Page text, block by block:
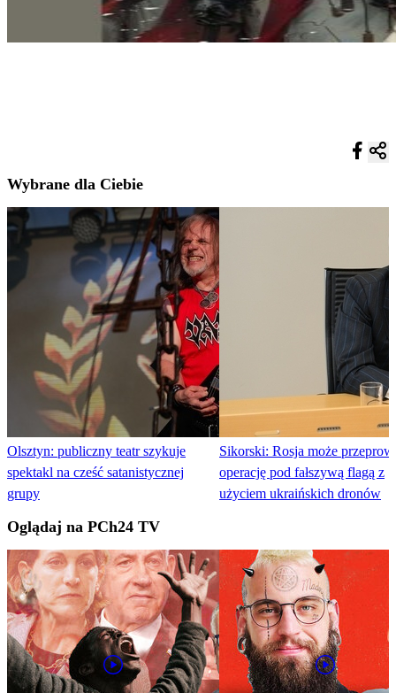
Wybrane dla Ciebie
Olsztyn: publiczny teatr szykuje
spektakl na cześć satanistycznej
grupy
Sikorski: Rosja może
operację pod fałszywą flagą z
użyciem ukraińskich dronów
Oglądaj na PCh24 TV